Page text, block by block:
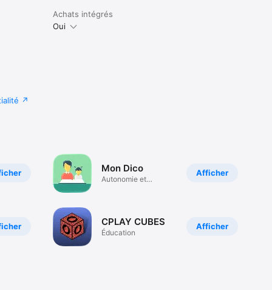
Achats intégrés
Oui
Afficher
Mon Dico
Autonomie et
Afficher
CPLAY CUBES
Éducation